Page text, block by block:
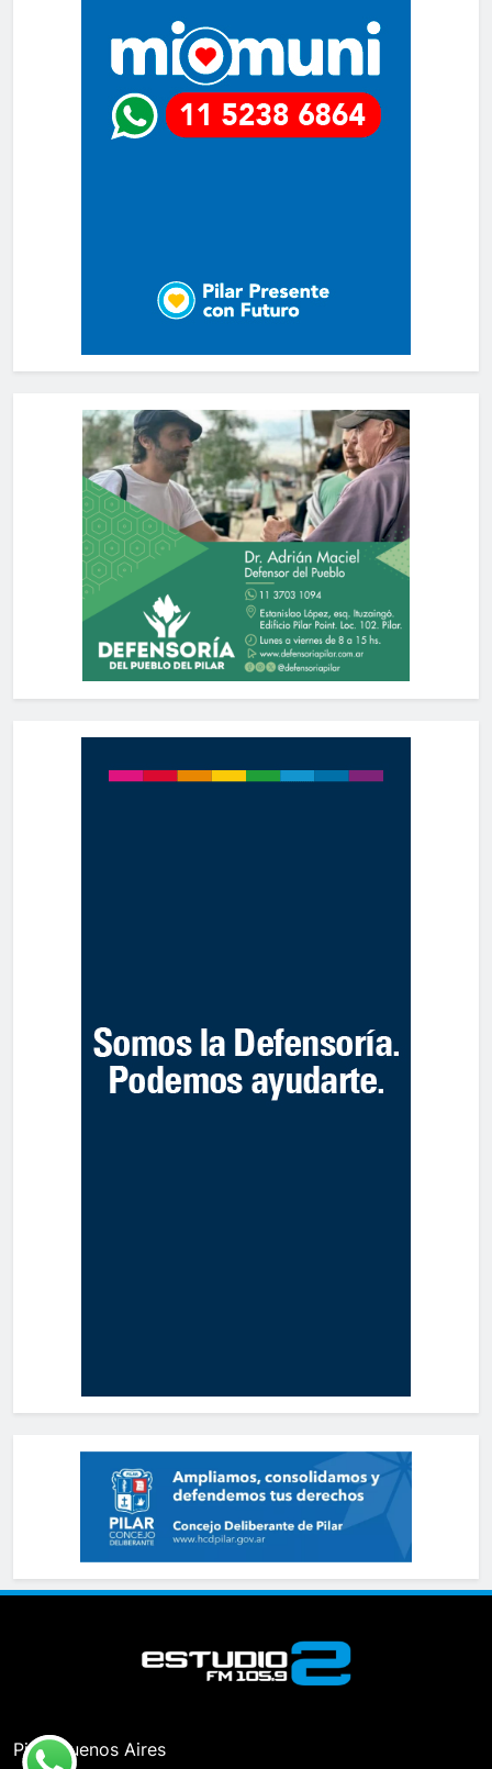
Pilar, Buenos Aires